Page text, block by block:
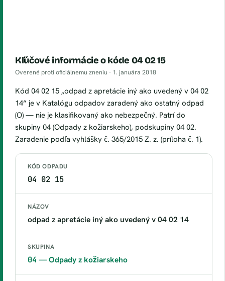
Kľúčové informácie o kóde 04 02 15
Overené proti oficiálnemu zneniu · 1. januára 2018
Kód 04 02 15 „odpad z apretácie iný ako uvedený v 04 02
14“ je v Katalógu odpadov zaradený ako ostatný odpad
(O) — nie je klasifikovaný ako nebezpečný. Patrí do
skupiny 04 (Odpady z kožiarskeho), podskupiny 04 02.
Zaradenie podľa vyhlášky č. 365/2015 Z. z. (príloha č. 1).
KÓD ODPADU
04 02 15
NÁZOV
odpad z apretácie iný ako uvedený v 04 02 14
SKUPINA
04 — Odpady z kožiarskeho